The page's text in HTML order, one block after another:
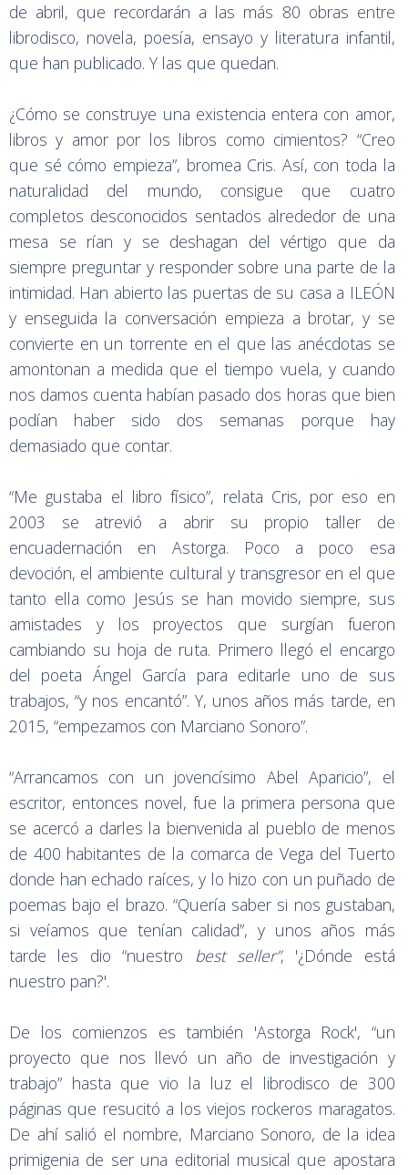
de abril, que recordarán a las más 80 obras entre
librodisco, novela, poesía, ensayo y literatura infantil,
que han publicado. Y las que quedan.
¿Cómo se construye una existencia entera con amor,
libros y amor por los libros como cimientos? “Creo
que sé cómo empieza”, bromea Cris. Así, con toda la
naturalidad del mundo, consigue que cuatro
completos desconocidos sentados alrededor de una
mesa se rían y se deshagan del vértigo que da
siempre preguntar y responder sobre una parte de la
intimidad. Han abierto las puertas de su casa a ILEÓN
y enseguida la conversación empieza a brotar, y se
convierte en un torrente en el que las anécdotas se
amontonan a medida que el tiempo vuela, y cuando
nos damos cuenta habían pasado dos horas que bien
podían haber sido dos semanas porque hay
demasiado que contar.
“Me gustaba el libro físico”, relata Cris, por eso en
2003 se atrevió a abrir su propio taller de
encuadernación en Astorga. Poco a poco esa
devoción, el ambiente cultural y transgresor en el que
tanto ella como Jesús se han movido siempre, sus
amistades y los proyectos que surgían fueron
cambiando su hoja de ruta. Primero llegó el encargo
del poeta Ángel García para editarle uno de sus
trabajos, “y nos encantó”. Y, unos años más tarde, en
2015, “empezamos con Marciano Sonoro”.
“Arrancamos con un jovencísimo Abel Aparicio”, el
escritor, entonces novel, fue la primera persona que
se acercó a darles la bienvenida al pueblo de menos
de 400 habitantes de la comarca de Vega del Tuerto
donde han echado raíces, y lo hizo con un puñado de
poemas bajo el brazo. “Quería saber si nos gustaban,
si veíamos que tenían calidad”, y unos años más
tarde les dio “nuestro best seller”, '¿Dónde está
nuestro pan?'.
De los comienzos es también 'Astorga Rock', “un
proyecto que nos llevó un año de investigación y
trabajo” hasta que vio la luz el librodisco de 300
páginas que resucitó a los viejos rockeros maragatos.
De ahí salió el nombre, Marciano Sonoro, de la idea
primigenia de ser una editorial musical que apostara